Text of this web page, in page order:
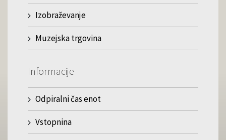
Izobraževanje
Muzejska trgovina
Informacije
Odpiralni čas enot
Vstopnina